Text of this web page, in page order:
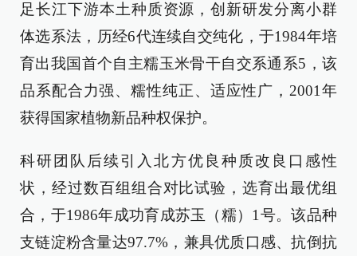
足长江下游本土种质资源，创新研发分离小群
体选系法，历经6代连续自交纯化，于1984年培
育出我国首个自主糯玉米骨干自交系通系5，该
品系配合力强、糯性纯正、适应性广，2001年
获得国家植物新品种权保护。
科研团队后续引入北方优良种质改良口感性
状，经过数百组组合对比试验，选育出最优组
合，于1986年成功育成苏玉（糯）1号。该品种
支链淀粉含量达97.7%，兼具优质口感、抗倒抗